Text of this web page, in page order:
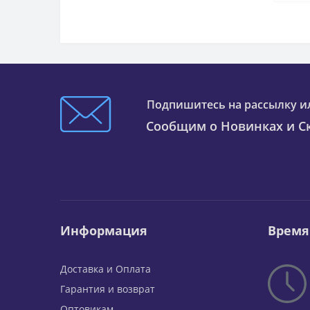
Подпишитесь на рассылку
Сообщим о Новинках и
Информация
Доставка и Оплата
Гарантия и возврат